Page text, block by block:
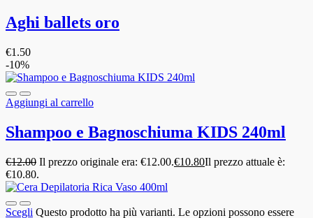
Aghi ballets oro
€1.50
-10%
Aggiungi al carrello
Shampoo e Bagnoschiuma KIDS 240ml
€12.00 Il prezzo originale era: €12.00.€10.80Il prezzo attuale è:
€10.80.
Scegli Questo prodotto ha più varianti. Le opzioni possono essere